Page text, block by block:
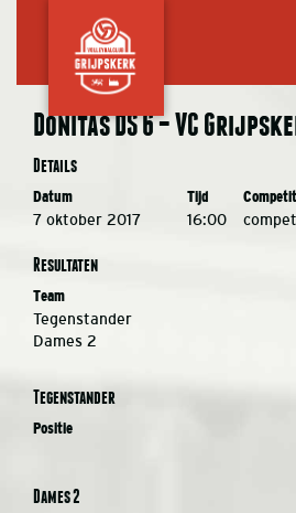
Donitas DS 6 – VC
Details
Datum Tijd
7 oktober 2017 16:00
Resultaten
Team
Tegenstander
Dames 2
Tegenstander
Positie
Dames 2